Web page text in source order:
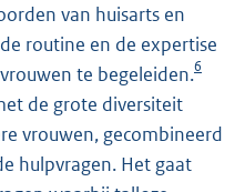
van huisarts en
routine en de expertise
te begeleiden.6
de grote diversiteit
vrouwen, gecombineerd
hulpvragen. Het gaat